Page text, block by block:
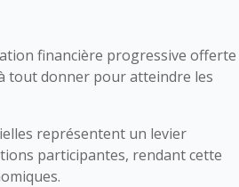
financière progressive offerte
tout donner pour atteindre les
représentent un levier
participantes, rendant cette